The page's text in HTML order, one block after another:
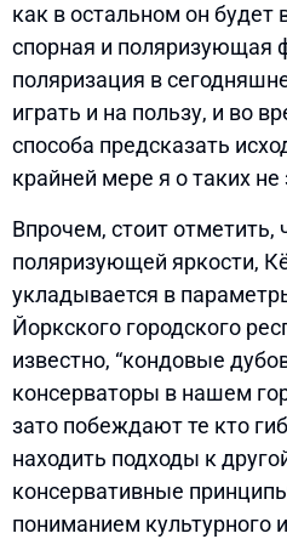
как в остальном он будет
спорная и поляризующая
поляризация в
играть и на пользу, и во
способа предсказать
крайней мере я о таких
Впрочем, стоит отметить,
поляризующей яркости,
укладывается в
Йоркского городского
известно, “кондовые
консерваторы в нашем
зато побеждают те кто
находить подходы к
консервативные принципы
пониманием культурного